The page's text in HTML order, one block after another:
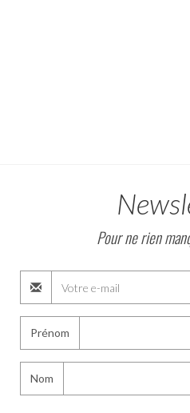
Pour ne rien
Prénom
Nom